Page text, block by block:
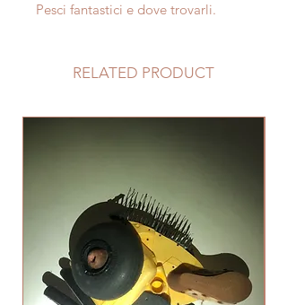
Pesci fantastici e dove trovarli.
RELATED PRODUCT